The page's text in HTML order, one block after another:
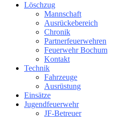
Löschzug
Mannschaft
Ausrückebereich
Chronik
Partnerfeuerwehren
Feuerwehr Bochum
Kontakt
Technik
Fahrzeuge
Ausrüstung
Einsätze
Jugendfeuerwehr
JF-Betreuer